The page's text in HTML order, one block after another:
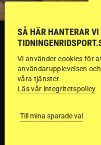
SVERIGE
Dyraste
sämst i
SÅ HÄR HANTERAR
Vi använder cookies för
användarupplevelsen
våra tjänster.
Läs vår integritetspolicy
Till mina sparade val